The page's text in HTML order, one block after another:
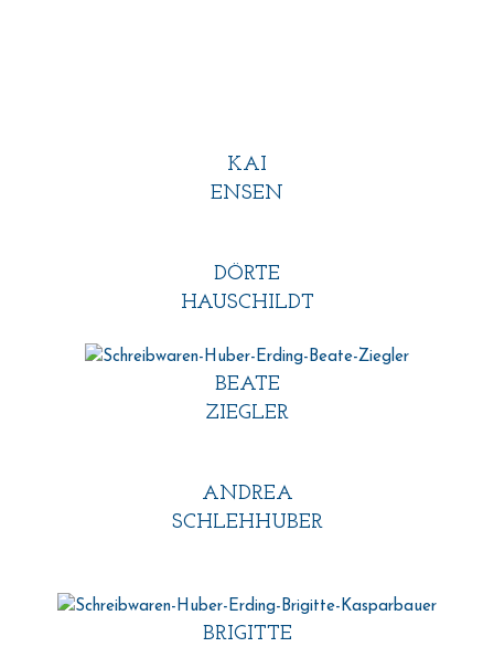
KAI
ENSEN
DÖRTE
HAUSCHILDT
BEATE
ZIEGLER
ANDREA
SCHLEHHUBER
BRIGITTE